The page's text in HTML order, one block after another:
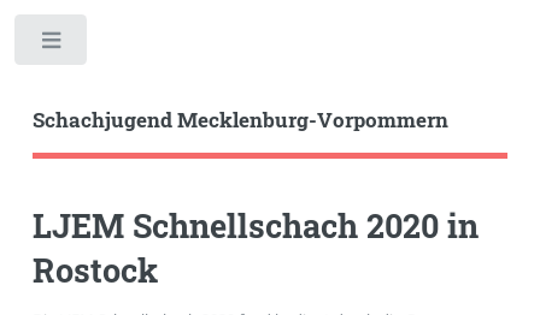
Schachjugend Mecklenburg-Vorpommern
LJEM Schnellschach 2020 in
Rostock